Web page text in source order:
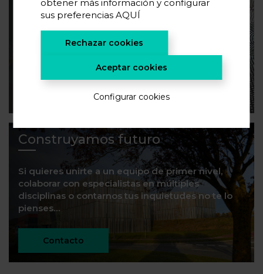
Si quieres conocer las últimas tendencias en
almacenamiento de energía y novedades en
Construyamos futuro
Si quieres unirte a un equipo de primer nivel,
colaborar con especialistas en múltiples
disciplinas o contarnos tus inquietudes no te lo
pienses…
Contacto
obtener más información y configurar
sus preferenciasAQUÍ
Rechazar cookies
Aceptar cookies
Configurar cookies